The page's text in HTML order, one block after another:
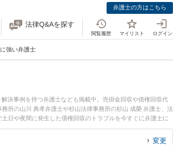
弁護士の方はこちら
法律Q&Aを探す
閲覧履歴 マイリスト ログイン
強い弁護士
決事例を持つ弁護士なども掲載中。売掛金回収や債権回収代
所の山川 典孝弁護士や杉山法律事務所の杉山 成榮 弁護士、法
日や夜間に発生した債権回収のトラブルを今すぐに弁護士に
相談できる足立区内の弁護士に相談予約したい』などでお困り
変更